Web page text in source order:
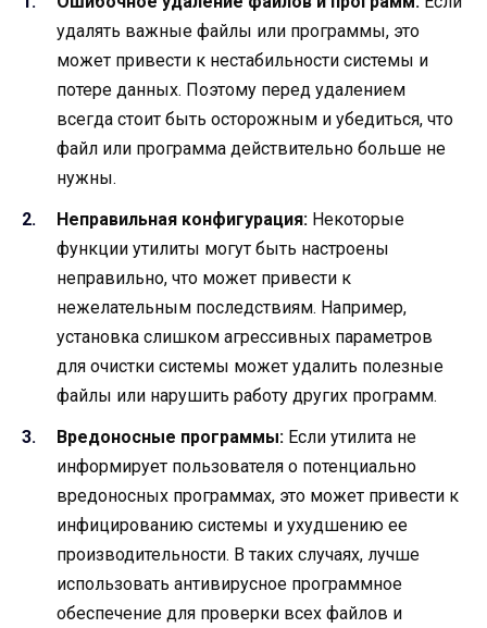
удалять важные файлы или программы, это
может привести к нестабильности системы и
потере данных. Поэтому перед удалением
всегда стоит быть осторожным и убедиться, что
файл или программа действительно больше не
нужны.
Неправильная конфигурация: Некоторые
функции утилиты могут быть настроены
неправильно, что может привести к
нежелательным последствиям. Например,
установка слишком агрессивных параметров
для очистки системы может удалить полезные
файлы или нарушить работу других программ.
Вредоносные программы: Если утилита не
информирует пользователя о потенциально
вредоносных программах, это может привести к
инфицированию системы и ухудшению ее
производительности. В таких случаях, лучше
использовать антивирусное программное
обеспечение для проверки всех файлов и